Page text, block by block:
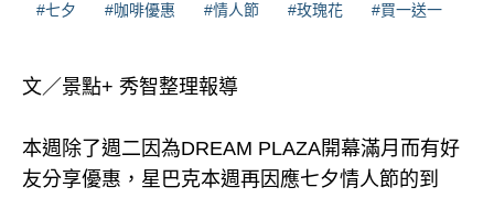
#七夕 #咖啡優惠 #情人節 #玫瑰花 #買一送一
文／景點+ 秀智整理報導
本週除了週二因為DREAM PLAZA開幕滿月而有好
友分享優惠，星巴克本週再因應七夕情人節的到